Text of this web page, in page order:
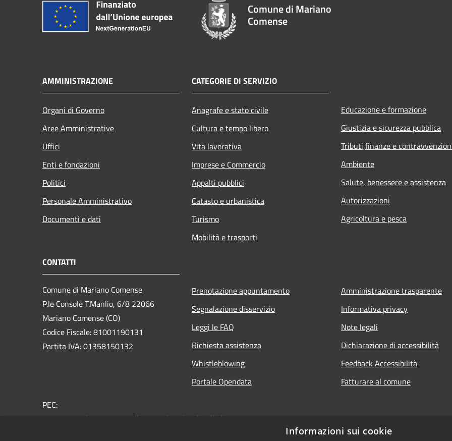
Comune di Mariano
Comense
AMMINISTRAZIONE
Organi di Governo
Aree Amministrative
Uffici
Enti e fondazioni
Politici
Personale Amministrativo
Documenti e dati
CATEGORIE DI SERVIZIO
Anagrafe e stato civile
Cultura e tempo libero
Vita lavorativa
Imprese e Commercio
Appalti pubblici
Catasto e urbanistica
Turismo
Mobilità e trasporti
Educazione e formazione
Giustizia e sicurezza pubblica
Tributi,finanze e
Ambiente
Salute, benessere e assistenza
Autorizzazioni
Agricoltura e pesca
CONTATTI
Comune di Mariano Comense
P.le Console T.Manlio, 6/8 22066
Mariano Comense (CO)
Codice Fiscale: 81001190131
Partita IVA: 01358150132
PEC:
comune.marianocomense@pec.regione.lombardia.it
Prenotazione appuntamento
Segnalazione disservizio
Leggi le FAQ
Richiesta assistenza
Whistleblowing
Portale Opendata
Amministrazione trasparente
Informativa privacy
Note legali
Dichiarazione di accessibilità
Feedback Accessibilità
Fatturare al comune
Informazioni sui cookie